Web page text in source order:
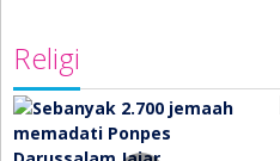
Religi